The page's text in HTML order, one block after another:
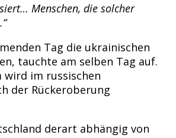
Menschen, die solcher
Tag die ukrainischen
tauchte am selben Tag auf.
wird im russischen
der Rückeroberung
derart abhängig von